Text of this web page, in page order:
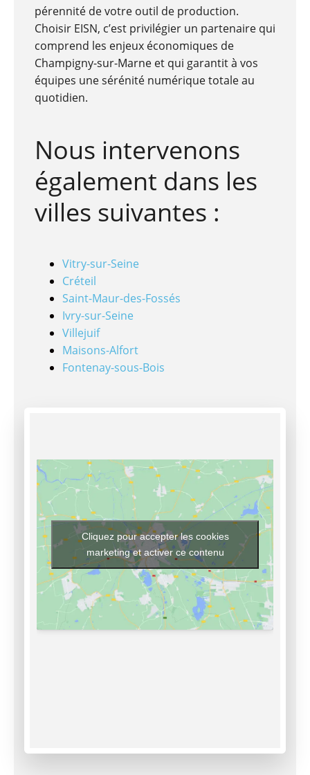
pérennité de votre outil de production.
Choisir EISN, c’est privilégier un partenaire qui
comprend les enjeux économiques de
Champigny-sur-Marne et qui garantit à vos
équipes une sérénité numérique totale au
quotidien.
Nous intervenons
également dans les
villes suivantes :
Vitry-sur-Seine
Créteil
Saint-Maur-des-Fossés
Ivry-sur-Seine
Villejuif
Maisons-Alfort
Fontenay-sous-Bois
Cliquez pour accepter les cookies
marketing et activer ce contenu